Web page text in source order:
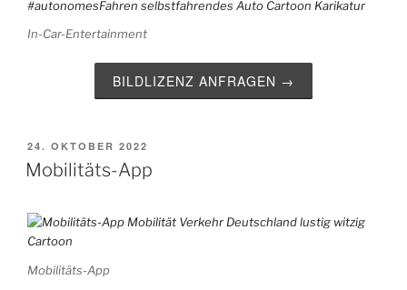
In-Car-Entertainment
BILDLIZENZ ANFRAGEN →
VERÖFFENTLICHT
AM
24. OKTOBER 2022
Mobilitäts-App
Mobilitäts-App